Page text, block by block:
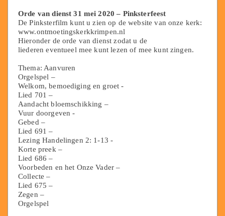
Orde van dienst 31 mei 2020 – Pinksterfeest
De Pinksterfilm kunt u zien op de website van onze kerk:
www.ontmoetingskerkkrimpen.nl
Hieronder de orde van dienst zodat u de
liederen eventueel mee kunt lezen of mee kunt zingen.
Thema: Aanvuren
Orgelspel –
Welkom, bemoediging en groet -
Lied 701 –
Aandacht bloemschikking –
Vuur doorgeven -
Gebed –
Lied 691 –
Lezing Handelingen 2: 1-13 -
Korte preek –
Lied 686 –
Voorbeden en het Onze Vader –
Collecte –
Lied 675 –
Zegen –
Orgelspel